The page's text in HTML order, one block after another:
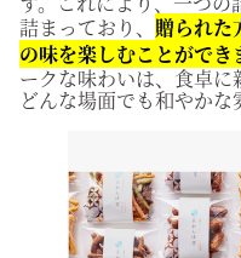
詰まっており、 贈られた
の味を楽しむことができ
ークな味わいは、食卓に
どんな場面でも和やかな